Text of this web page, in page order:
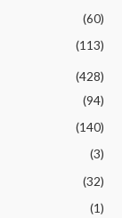
(60)
(113)
(428)
(94)
(140)
(3)
(32)
(1)